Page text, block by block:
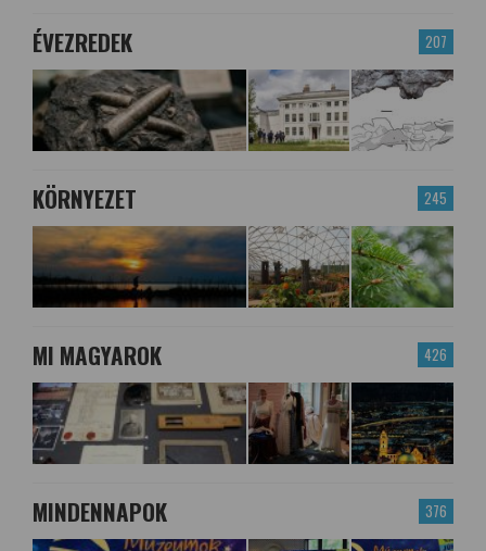
207
ÉVEZREDEK
245
KÖRNYEZET
426
MI MAGYAROK
376
MINDENNAPOK